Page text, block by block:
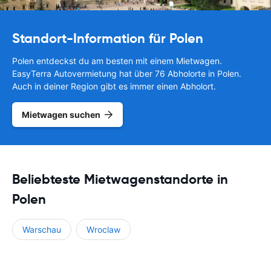
Standort-Information für Polen
Polen entdeckst du am besten mit einem Mietwagen.
EasyTerra Autovermietung hat über 76 Abholorte in Polen.
Auch in deiner Region gibt es immer einen Abholort.
Mietwagen suchen
Beliebteste Mietwagenstandorte in
Polen
Warschau Wroclaw